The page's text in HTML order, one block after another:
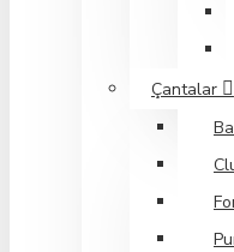
Çantalar